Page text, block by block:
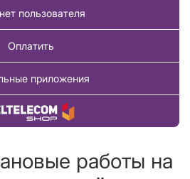
пользователя
Оплатить
приложения
товар
работы на